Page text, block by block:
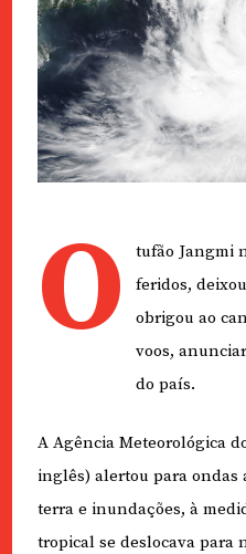
O
tufão Jangmi
feridos,
obrigou ao
voos,
do país.
A Agência Meteorológica
inglês) alertou para ondas
terra e inundações, à
tropical se deslocava para